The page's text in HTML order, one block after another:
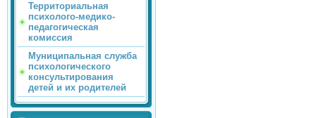
Территориальная
психолого-медико-
педагогическая
комиссия
Муниципальная служба
психологического
консультирования
детей и их родителей